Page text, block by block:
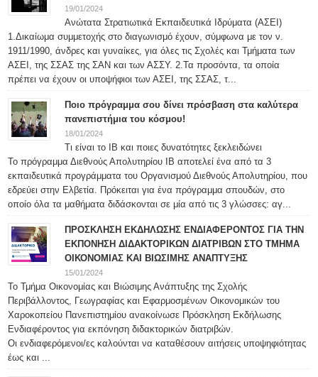
19/01/2024
Ανώτατα Στρατιωτικά Εκπαιδευτικά Ιδρύματα (ΑΣΕΙ)
1.Δικαίωμα συμμετοχής στο διαγωνισμό έχουν, σύμφωνα με τον ν.
1911/1990, άνδρες και γυναίκες, για όλες τις Σχολές και Τμήματα των
ΑΣΕΙ, της ΣΣΑΣ της ΣΑΝ και των ΑΣΣΥ. 2.Τα προσόντα, τα οποία
πρέπει να έχουν οι υποψήφιοι των ΑΣΕΙ, της ΣΣΑΣ, τ...
Ποιο πρόγραμμα σου δίνει πρόσβαση στα καλύτερα
πανεπιστήμια του κόσμου!
18/01/2024
Τι είναι το IB και ποιες δυνατότητες ξεκλειδώνει
Το πρόγραμμα Διεθνούς Απολυτηρίου IB αποτελεί ένα από τα 3
εκπαιδευτικά προγράμματα του Οργανισμού Διεθνούς Απολυτηρίου, που
εδρεύει στην Ελβετία. Πρόκειται για ένα πρόγραμμα σπουδών, στο
οποίο όλα τα μαθήματα διδάσκονται σε μία από τις 3 γλώσσες: αγ...
ΠΡΟΣΚΛΗΣΗ ΕΚΔΗΛΩΣΗΣ ΕΝΔΙΑΦΕΡΟΝΤΟΣ ΓΙΑ ΤΗΝ
ΕΚΠΟΝΗΣΗ ΔΙΔΑΚΤΟΡΙΚΩΝ ΔΙΑΤΡΙΒΩΝ ΣΤΟ ΤΜΗΜΑ
ΟΙΚΟΝΟΜΙΑΣ ΚΑΙ ΒΙΩΣΙΜΗΣ ΑΝΑΠΤΥΞΗΣ
15/01/2024
Το Τμήμα Οικονομίας και Βιώσιμης Ανάπτυξης της Σχολής
Περιβάλλοντος, Γεωγραφίας και Εφαρμοσμένων Οικονομικών του
Χαροκοπείου Πανεπιστημίου ανακοίνωσε Πρόσκληση Εκδήλωσης
Ενδιαφέροντος για εκπόνηση διδακτορικών διατριβών.
Οι ενδιαφερόμενοι/ες καλούνται να καταθέσουν αιτήσεις υποψηφιότητας
έως και ...